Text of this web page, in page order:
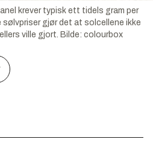
krever typisk ett tidels gram per
gjør det at solcellene ikke
ville gjort. Bilde: colourbox